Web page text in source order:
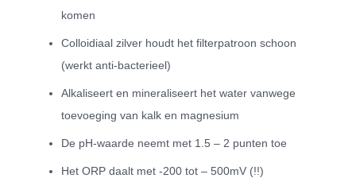
komen
Colloidiaal zilver houdt het filterpatroon schoon
(werkt anti-bacterieel)
Alkaliseert en mineraliseert het water vanwege
toevoeging van kalk en magnesium
De pH-waarde neemt met 1.5 – 2 punten toe
Het ORP daalt met -200 tot – 500mV (!!)